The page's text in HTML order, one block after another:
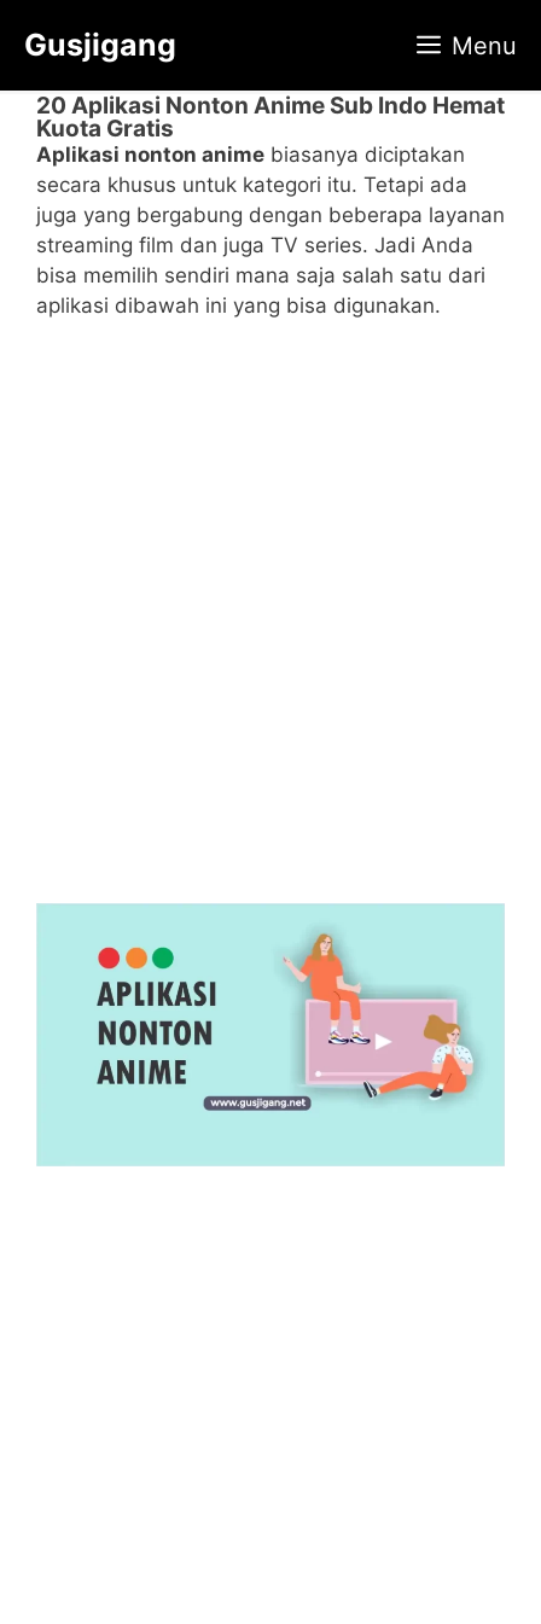
Gusjigang Menu
20 Aplikasi Nonton Anime Sub Indo Hemat
Kuota Gratis
Aplikasi nonton anime biasanya diciptakan
secara khusus untuk kategori itu. Tetapi ada
juga yang bergabung dengan beberapa layanan
streaming film dan juga TV series. Jadi Anda
bisa memilih sendiri mana saja salah satu dari
aplikasi dibawah ini yang bisa digunakan.